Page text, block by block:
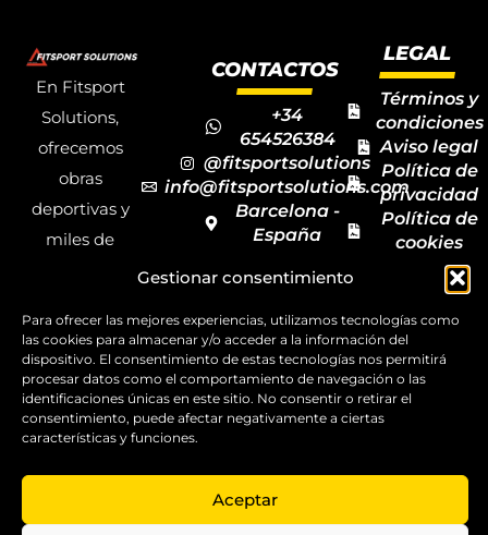
Gestionar consentimiento
Para ofrecer las mejores experiencias, utilizamos tecnologías como
las cookies para almacenar y/o acceder a la información del
dispositivo. El consentimiento de estas tecnologías nos permitirá
procesar datos como el comportamiento de navegación o las
identificaciones únicas en este sitio. No consentir o retirar el
consentimiento, puede afectar negativamente a ciertas
características y funciones.
Aceptar
En Fitsport
Solutions,
ofrecemos
obras
deportivas y
miles de
deportivos
para todas las
disciplinas,
garantizando
la calidad y el
Copyright ©
CONTACTOS
+34
654526384
@fitsportsolutions
info@fitsportsolutions.com
Barcelona -
España
de contacto
LEGAL
Términos y
condiciones
Aviso legal
Política de
privacidad
Política de
cookies
Mapa del
sitio